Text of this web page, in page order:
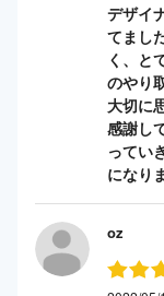
デザイ
てまし
く、と
のやり
大切に
感謝し
ってい
になり
oz